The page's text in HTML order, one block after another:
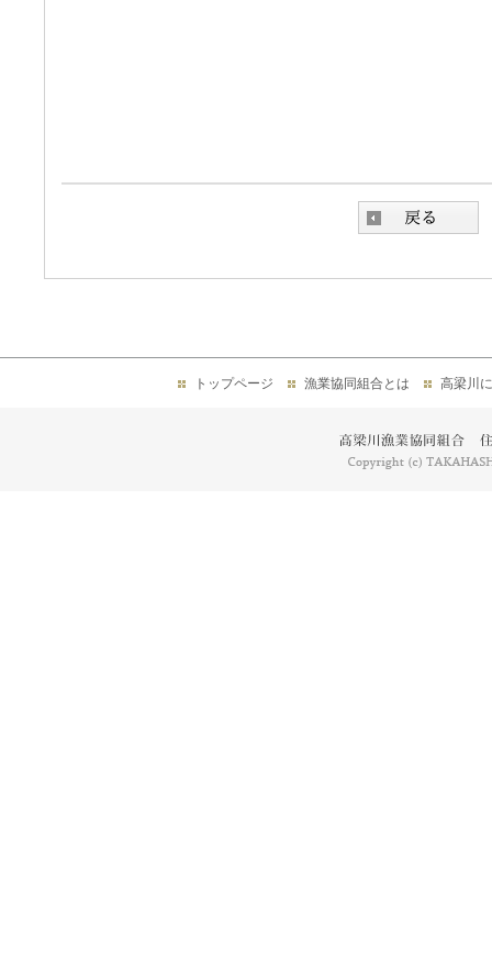
トップページ 漁業協同組合とは 高梁川